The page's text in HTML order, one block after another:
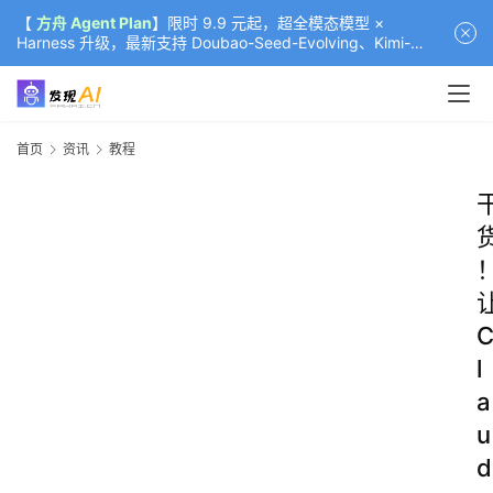
【 方舟 Agent Plan】限时 9.9 元起，超全模态模型 ×
Harness 升级，最新支持 Doubao-Seed-Evolving、Kimi-
K3（部分）、GLM-5.2
首页 资讯 教程
C
l
a
u
d